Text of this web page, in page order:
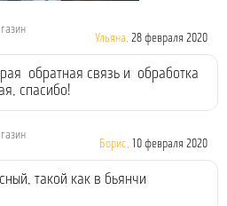
Ульяна, 28 февраля 2020
обратная связь и обработка
спасибо!
Борис, 10 февраля 2020
такой как в бьянчи